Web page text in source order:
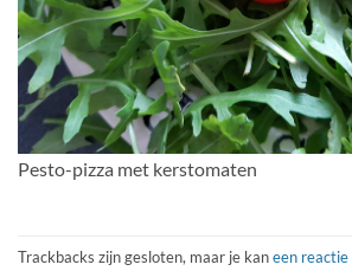
Pesto-pizza met kerstomaten
Trackbacks zijn gesloten, maar je kaneen